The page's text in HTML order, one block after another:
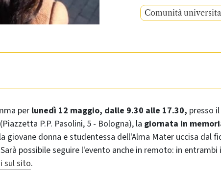
Comunità
per lunedì 12 maggio, dalle 9.30 alle 17.30, presso
P.P. Pasolini, 5 - Bologna), la giornata in
giovane donna e studentessa dell'Alma Mater uccisa dal
possibile seguire l'evento anche in remoto: in entrambi
sul sito.